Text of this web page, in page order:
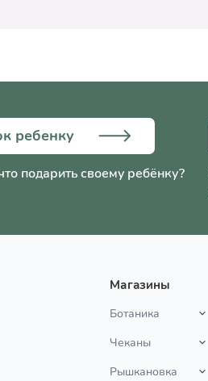
ребенку
подарить своему ребёнку?
Магазины
Ботаника
Чеканы
Рышкановка